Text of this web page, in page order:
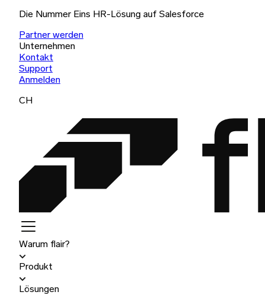
Die Nummer Eins HR-Lösung auf Salesforce
Partner werden
Unternehmen
Kontakt
Support
Anmelden
CH
Warum flair?
Produkt
Lösungen